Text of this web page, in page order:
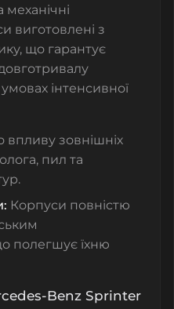
механічні
виготовлені з
що гарантує
довготривалу
інтенсивної
впливу зовнішніх
пил та
Корпуси повністю
полегшує їхню
Benz Sprinter